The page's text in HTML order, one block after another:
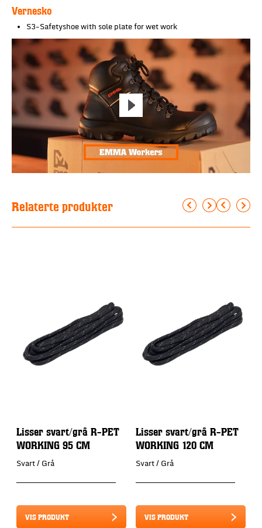
Vernesko
S3-Safetyshoe with sole plate for wet work
Relaterte produkter
Lisser svart/grå R-PET
WORKING 95 CM
Svart / Grå
VIS PRODUKT
Lisser svart/grå R-PET
WORKING 120 CM
Svart / Grå
VIS PRODUKT